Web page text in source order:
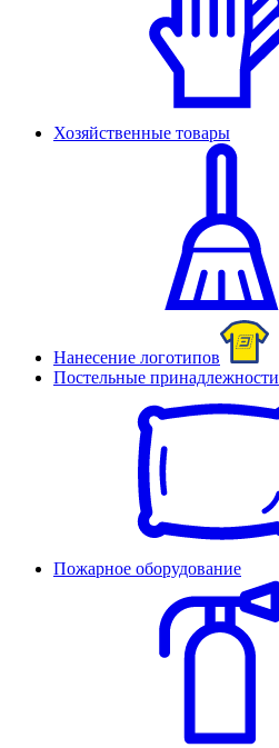
Хозяйственные товары
Нанесение логотипов
Постельные принадлежности
Пожарное оборудование